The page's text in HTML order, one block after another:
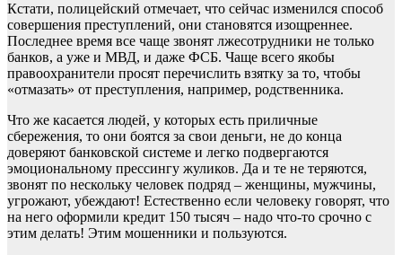
Кстати, полицейский отмечает, что сейчас изменился способ
совершения преступлений, они становятся изощреннее.
Последнее время все чаще звонят лжесотрудники не только
банков, а уже и МВД, и даже ФСБ. Чаще всего якобы
правоохранители просят перечислить взятку за то, чтобы
«отмазать» от преступления, например, родственника.
Что же касается людей, у которых есть приличные
сбережения, то они боятся за свои деньги, не до конца
доверяют банковской системе и легко подвергаются
эмоциональному прессингу жуликов. Да и те не теряются,
звонят по нескольку человек подряд – женщины, мужчины,
угрожают, убеждают! Естественно если человеку говорят, что
на него оформили кредит 150 тысяч – надо что-то срочно с
этим делать! Этим мошенники и пользуются.